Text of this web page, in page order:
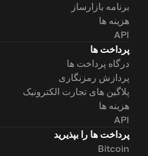
برنامه بازارساز
هزینه ها
API
پرداخت ها
درگاه پرداخت ها
پردازش رمزنگاری
پلاگین های تجارت الکترونیک
هزینه ها
API
پرداخت ها را بپذیرید
Bitcoin